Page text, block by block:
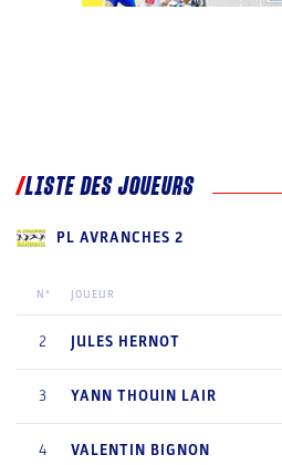
LISTE DES JOUEURS
PL AVRANCHES 2
N° JOUEUR
2 JULES HERNOT
3 YANN THOUIN LAIR
4 VALENTIN BIGNON